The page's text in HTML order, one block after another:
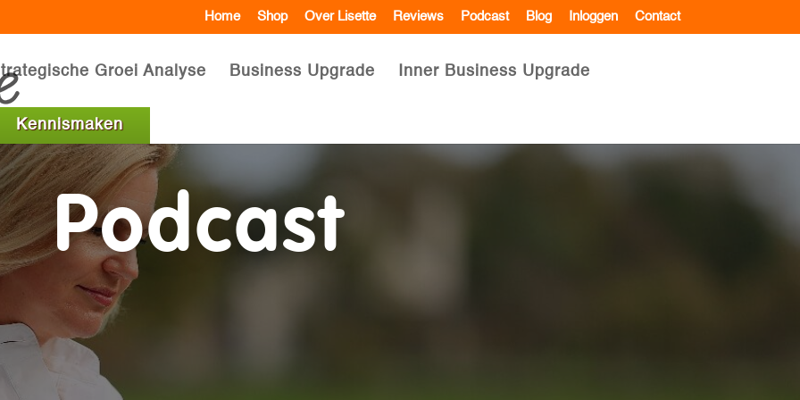
Home Shop Over Lisette Reviews Podcast Blog Inloggen Contact
Groei Analyse Business Upgrade Inner Business Upgrade
Kennismaken
Podcast